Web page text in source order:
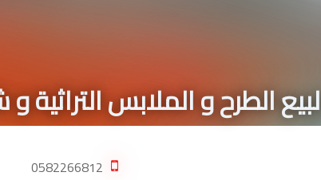
الطرح و الملابس
0582266812